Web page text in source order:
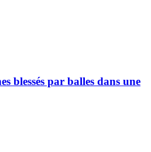
blessés par balles dans une